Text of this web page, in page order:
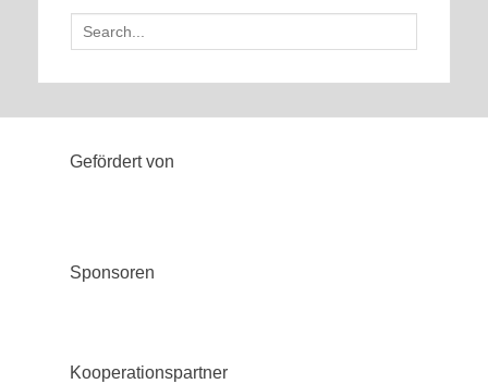
Search
for:
Gefördert von
Sponsoren
Kooperationspartner